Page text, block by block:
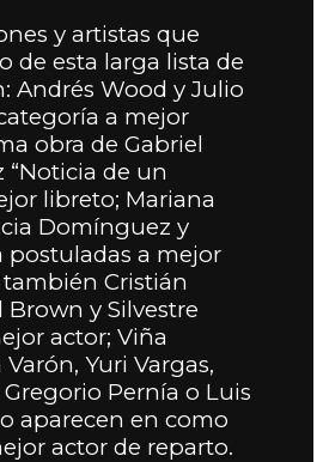
y artistas que
de esta larga lista de
Andrés Wood y Julio
a mejor
obra de Gabriel
“Noticia de un
libreto; Mariana
Domínguez y
postuladas a mejor
Cristián
y Silvestre
actor; Viña
Yuri Vargas,
Pernía o Luis
aparecen en como
actor de reparto.